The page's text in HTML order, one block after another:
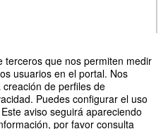
terceros que nos permiten medir
usuarios en el portal. Nos
de perfiles de
Puedes configurar el uso
aviso seguirá apareciendo
por favor consulta